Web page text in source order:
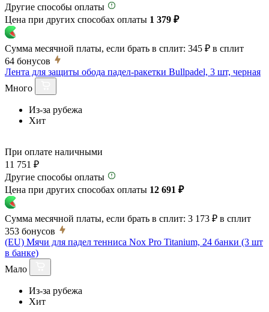
Другие способы оплаты
Цена при других способах оплаты 1 379 ₽
Сумма месячной платы, если брать в сплит: 345 ₽ в сплит
64 бонусов
Лента для защиты обода падел-ракетки Bullpadel, 3 шт, черная
Много
Из-за рубежа
Хит
При оплате наличными
11 751 ₽
Другие способы оплаты
Цена при других способах оплаты 12 691 ₽
Сумма месячной платы, если брать в сплит: 3 173 ₽ в сплит
353 бонусов
(EU) Мячи для падел тенниса Nox Pro Titanium, 24 банки (3 шт
в банке)
Мало
Из-за рубежа
Хит